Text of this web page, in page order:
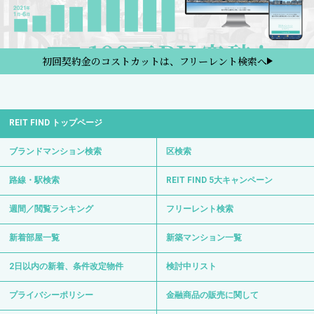
初回契約金のコストカットは、フリーレント検索へ
REIT FIND トップページ
ブランドマンション検索 区検索
路線・駅検索 REIT FIND 5大キャンペーン
週間／閲覧ランキング フリーレント検索
新着部屋一覧 新築マンション一覧
2日以内の新着、条件改定物件 検討中リスト
プライバシーポリシー 金融商品の販売に関して